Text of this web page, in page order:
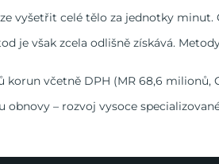
vyšetřit celé tělo za jednotky minut.
je však zcela odlišně získává.
včetně DPH (MR 68,6 milionů,
obnovy – rozvoj vysoce